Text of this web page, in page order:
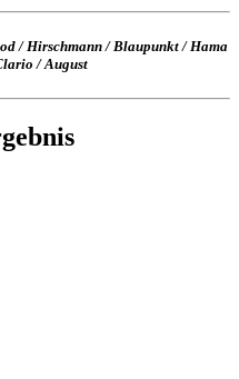
/Hirschmann /Blaupunkt /Hama
/August